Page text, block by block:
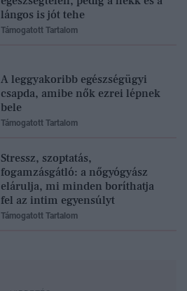
lángos is jót tehe
Támogatott Tartalom
A leggyakoribb egészségügyi
csapda, amibe nők ezrei lépnek
bele
Támogatott Tartalom
Stressz, szoptatás,
fogamzásgátló: a nőgyógyász
elárulja, mi minden boríthatja
fel az intim egyensúlyt
Támogatott Tartalom